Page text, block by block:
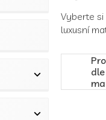
Vyberte si
luxusní
dle